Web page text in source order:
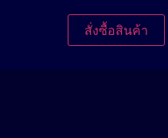
สั่งซื้อสินค้า